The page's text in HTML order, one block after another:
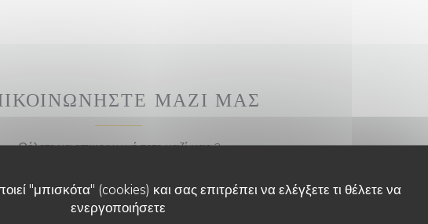
"μπισκότα" (cookies) και σας επιτρέπει να ελέγξετε τι θέλετε να
ενεργοποιήσετε
ΜΑΖΊ ΜΑΣ
Θέλετε να επικοινωνήσετε μαζί μας ?